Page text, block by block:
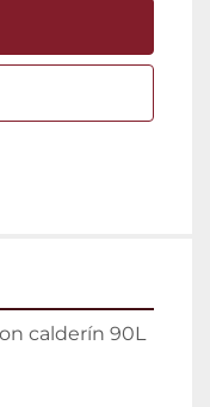
calderín 90L